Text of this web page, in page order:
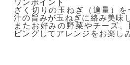
ワンポイント
ざく切りの玉ねぎ（適量）
汁の旨みが玉ねぎに絡み美味
またお好みの野菜やチーズ
ピングしてアレンジをお楽し